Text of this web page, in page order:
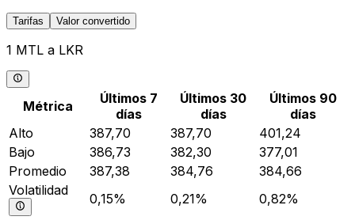
Tarifas Valor convertido
1 MTL a LKR
Métrica
Últimos 7
días
Últimos 30
días
Últimos 90
días
Alto
387,70 387,70
401,24
Bajo
386,73 382,30
377,01
Promedio
387,38 384,76
384,66
Volatilidad
0,15% 0,21% 0,82%